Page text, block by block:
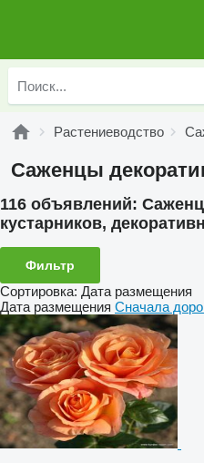
Растениеводство
Саженцы
116 объявлений:
кустарников,
Фильтр
Сортировка: Дата размещения
Дата размещения Сначала